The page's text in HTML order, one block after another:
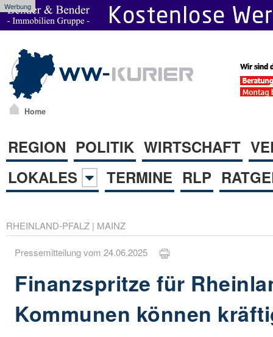
Werbung
Home
REGION POLITIK WIRTSCHAFT
LOKALES
TERMINE RLP
RHEINLAND-PFALZ | MAINZ
Pressemitteilung vom 24.06.2025
Finanzspritze für
Kommunen können